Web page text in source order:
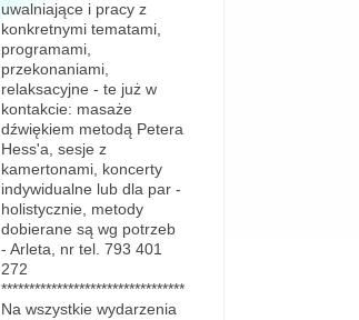
uwalniające i pracy z
konkretnymi tematami,
programami,
przekonaniami,
relaksacyjne - te już w
kontakcie: masaże
dźwiękiem metodą Petera
Hess'a, sesje z
kamertonami, koncerty
indywidualne lub dla par -
holistycznie, metody
dobierane są wg potrzeb
- Arleta, nr tel. 793 401
272
*********************************
Na wszystkie wydarzenia